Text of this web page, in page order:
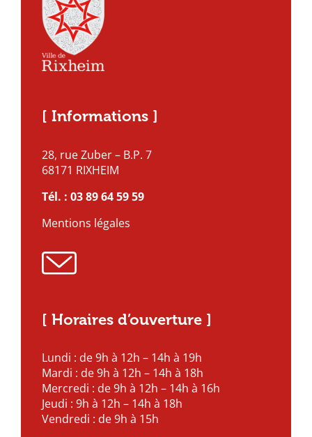
[ Informations ]
28, rue Zuber – B.P. 7
68171 RIXHEIM
Tél. : 03 89 64 59 59
Mentions légales
[ Horaires d’ouverture ]
Lundi : de 9h à 12h – 14h à 19h
Mardi : de 9h à 12h – 14h à 18h
Mercredi : de 9h à 12h – 14h à 16h
Jeudi : 9h à 12h – 14h à 18h
Vendredi : de 9h à 15h